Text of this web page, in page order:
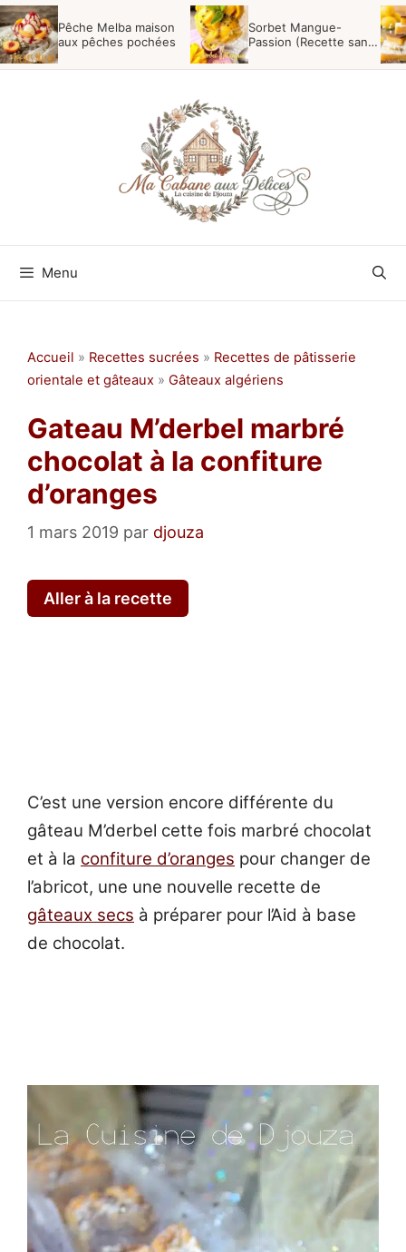
Aller
au
contenu
Pêche Melba maison
aux pêches pochées
Sorbet Mangue-
Passion (Recette sans
Menu
Accueil » Recettes sucrées » Recettes de pâtisserie
orientale et gâteaux » Gâteaux algériens
Gateau M’derbel marbré
chocolat à la confiture
d’oranges
1 mars 2019 par djouza
Aller à la recette
C’est une version encore différente du
gâteau M’derbel cette fois marbré chocolat
et à la confiture d’oranges pour changer de
l’abricot, une une nouvelle recette de
gâteaux secs à préparer pour l’Aid à base
de chocolat.